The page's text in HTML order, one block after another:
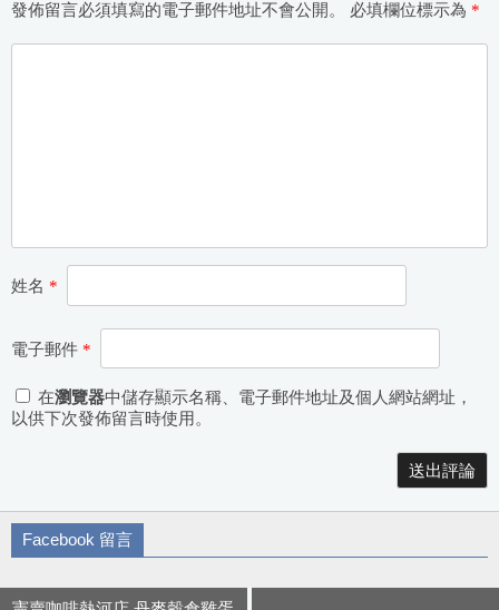
發佈留言必須填寫的電子郵件地址不會公開。 必填欄位標示為 *
姓名 *
電子郵件 *
在瀏覽器中儲存顯示名稱、電子郵件地址及個人網站網址，
以供下次發佈留言時使用。
Facebook 留言